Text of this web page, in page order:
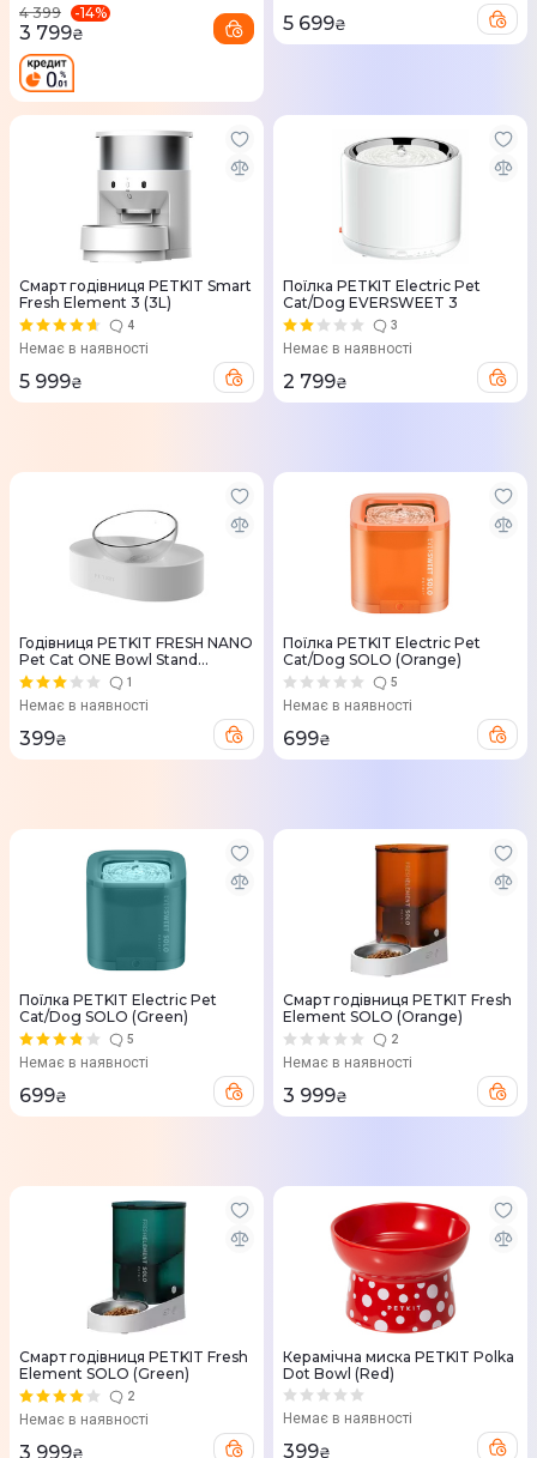
4 399 -14%
3 799₴ 5 699₴
Смарт годівниця PETKIT Smart
Fresh Element 3 (3L)
4
Немає в наявності
5 999₴
Поїлка PETKIT Electric Pet
Cat/Dog EVERSWEET 3
3
Немає в наявності
2 799₴
Годівниця PETKIT FRESH NANO
Pet Cat ONE Bowl Stand
(White)
1
Немає в наявності
399₴
Поїлка PETKIT Electric Pet
Cat/Dog SOLO (Orange)
5
Немає в наявності
699₴
Поїлка PETKIT Electric Pet
Cat/Dog SOLO (Green)
5
Немає в наявності
699₴
Смарт годівниця PETKIT Fresh
Element SOLO (Orange)
2
Немає в наявності
3 999₴
Смарт годівниця PETKIT Fresh
Element SOLO (Green)
2
Немає в наявності
3 999₴
Керамічна миска PETKIT Polka
Dot Bowl (Red)
Немає в наявності
399₴